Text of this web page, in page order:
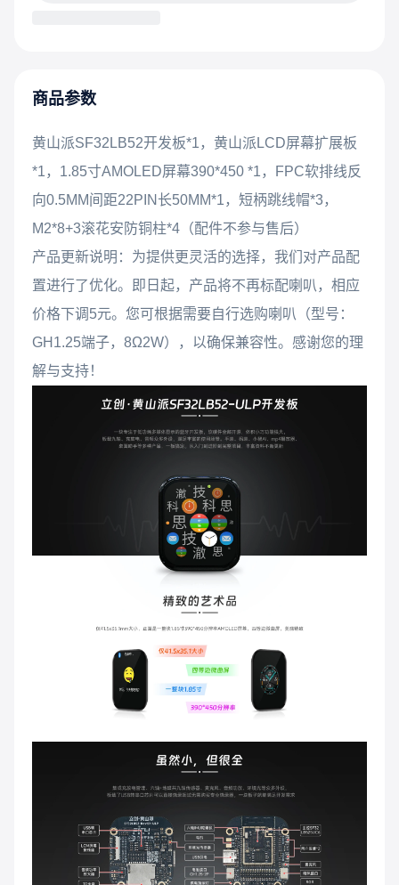
商品参数
黄山派SF32LB52开发板*1，黄山派LCD屏幕扩展板
*1，1.85寸AMOLED屏幕390*450 *1，FPC软排线反
向0.5MM间距22PIN长50MM*1，短柄跳线帽*3，
M2*8+3滚花安防铜柱*4（配件不参与售后）
产品更新说明：为提供更灵活的选择，我们对产品配
置进行了优化。即日起，产品将不再标配喇叭，相应
价格下调5元。您可根据需要自行选购喇叭（型号：
GH1.25端子，8Ω2W），以确保兼容性。感谢您的理
解与支持！